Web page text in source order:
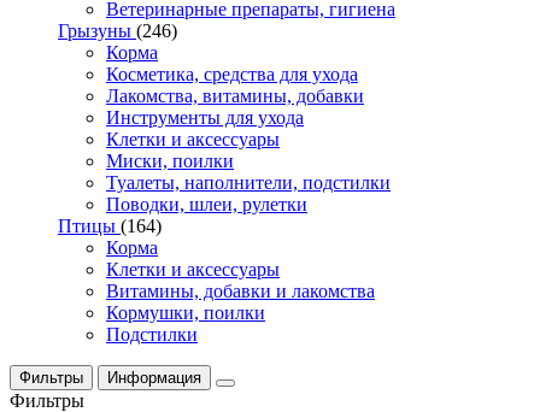
Ветеринарные препараты, гигиена
Грызуны (246)
Корма
Косметика, средства для ухода
Лакомства, витамины, добавки
Инструменты для ухода
Клетки и аксессуары
Миски, поилки
Туалеты, наполнители, подстилки
Поводки, шлеи, рулетки
Птицы (164)
Корма
Клетки и аксессуары
Витамины, добавки и лакомства
Кормушки, поилки
Подстилки
Фильтры Информация
Фильтры